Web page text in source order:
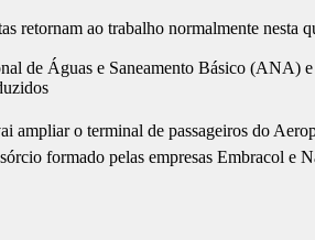
retornam ao trabalho normalmente nesta
de Águas e Saneamento Básico (ANA)
ampliar o terminal de passageiros do
formado pelas empresas Embracol e